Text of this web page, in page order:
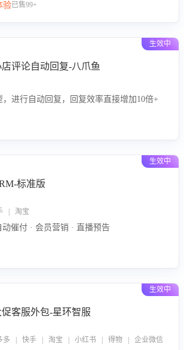
验已售99+
生效中
评论自动回复-八爪鱼
，进行自动回复，回复效率直接增加10倍+
生效中
标准版
| 淘宝
催付 · 会员营销 · 直播预告
生效中
促客服外包-星环智服
多 | 快手 | 淘宝 | 小红书 | 得物 | 企业微信